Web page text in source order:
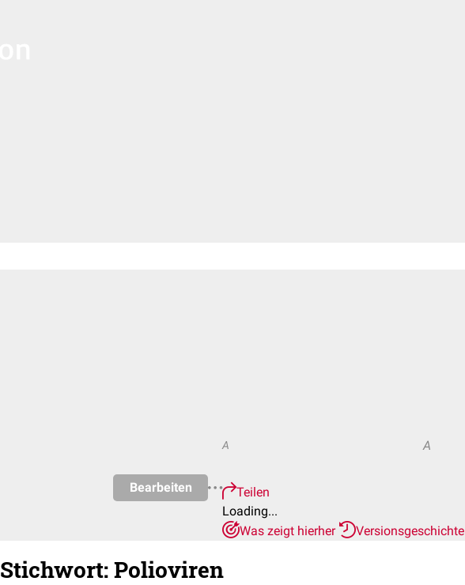
Bearbeiten
A A
Teilen
Loading...
Was zeigt hierher
Versionsgeschichte
Stichwort: Polioviren